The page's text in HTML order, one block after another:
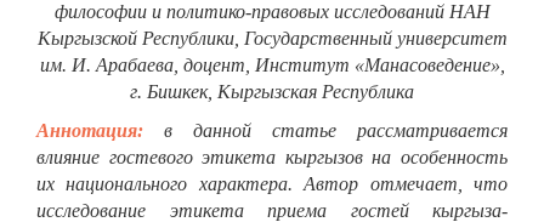
философии и политико-правовых исследований НАН
Кыргызской Республики, Государственный университет
им. И. Арабаева, доцент, Институт «Манасоведение»,
г. Бишкек, Кыргызская Республика
Аннотация: в данной статье рассматривается
влияние гостевого этикета кыргызов на особенность
их национального характера. Автор отмечает, что
исследование этикета приема гостей кыргыза-